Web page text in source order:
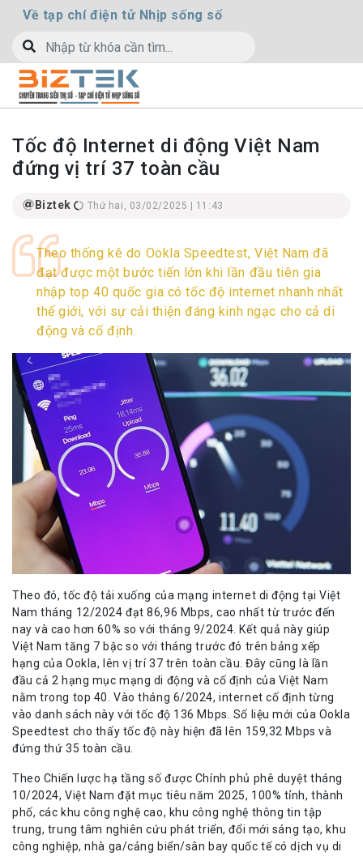
Về tạp chí điện tử Nhịp sống số
Tốc độ Internet di động Việt Nam
đứng vị trí 37 toàn cầu
Biztek Thứ hai, 03/02/2025 | 11:43
Theo thống kê do Ookla Speedtest, Việt Nam đã
đạt được một bước tiến lớn khi lần đầu tiên gia
nhập top 40 quốc gia có tốc độ internet nhanh nhất
thế giới, với sự cải thiện đáng kinh ngạc cho cả di
động và cố định.
Theo đó, tốc độ tải xuống của mạng internet di động tại Việt
Nam tháng 12/2024 đạt 86,96 Mbps, cao nhất từ trước đến
nay và cao hơn 60% so với tháng 9/2024. Kết quả này giúp
Việt Nam tăng 7 bậc so với tháng trước đó trên bảng xếp
hạng của Ookla, lên vị trí 37 trên toàn cầu. Đây cũng là lần
đầu cả 2 hạng mục mạng di động và cố định của Việt Nam
nằm trong top 40. Vào tháng 6/2024, internet cố định từng
vào danh sách này với tốc độ 136 Mbps. Số liệu mới của Ookla
Speedtest cho thấy tốc độ này hiện đã lên 159,32 Mbps và
đứng thứ 35 toàn cầu.
Theo Chiến lược hạ tầng số được Chính phủ phê duyệt tháng
10/2024, Việt Nam đặt mục tiêu năm 2025, 100% tỉnh, thành
phố, các khu công nghệ cao, khu công nghệ thông tin tập
trung, trung tâm nghiên cứu phát triển, đổi mới sáng tạo, khu
công nghiệp, nhà ga/cảng biển/sân bay quốc tế có dịch vụ di